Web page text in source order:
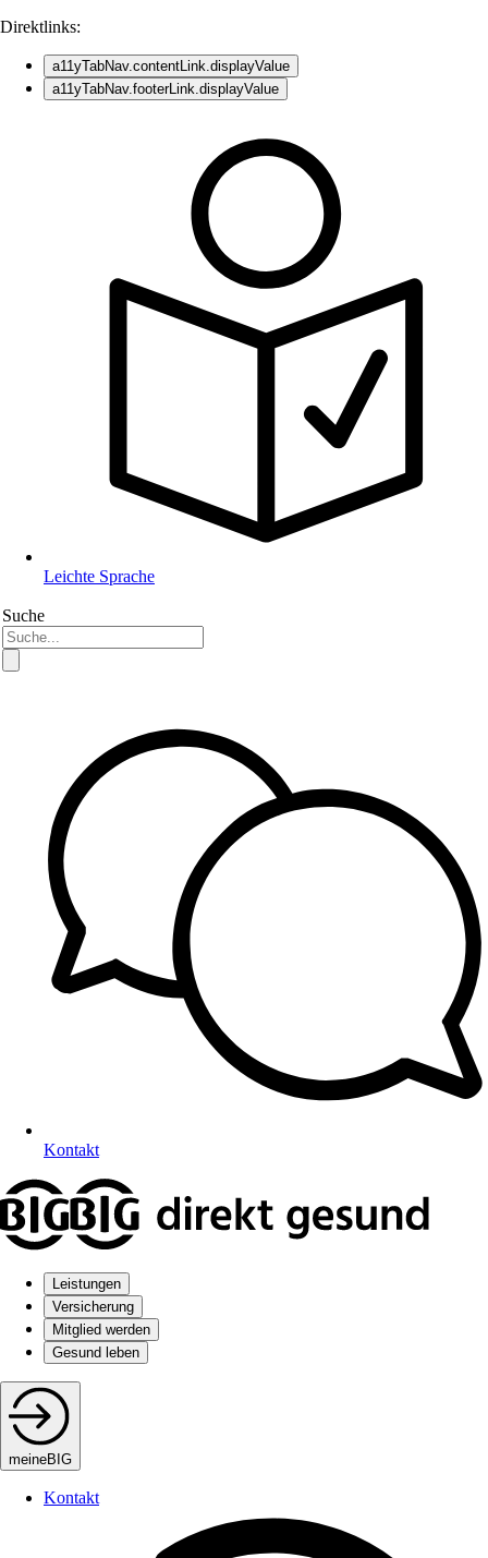
Direktlinks:
a11yTabNav.contentLink.displayValue
a11yTabNav.footerLink.displayValue
Leichte Sprache
Suche
Kontakt
Leistungen
Versicherung
Mitglied werden
Gesund leben
meineBIG
Kontakt